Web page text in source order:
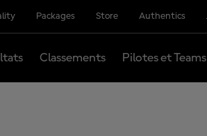
Packages Store Authentics
Classements Pilotes et Teams